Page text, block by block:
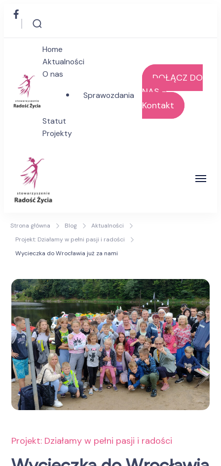
Stowarzyszenie Radość Życia
Home
Aktualności
O nas
Sprawozdania
Statut
Projekty
DOŁĄCZ DO
NAS -
Kontakt
Życia
Strona główna Blog
Aktualności
Projekt: Działamy w pełni pasji i radości
Wycieczka do Wrocławia już za nami
Projekt: Działamy w pełni pasji i radości